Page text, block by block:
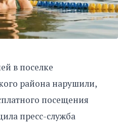
в поселке
района нарушили,
посещения
пресс-служба